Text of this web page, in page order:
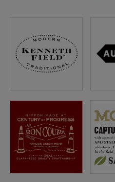
特定商取引法について
お問い合わせ
OFFICIAL WEB SITE
meeting_room ログイン 会員